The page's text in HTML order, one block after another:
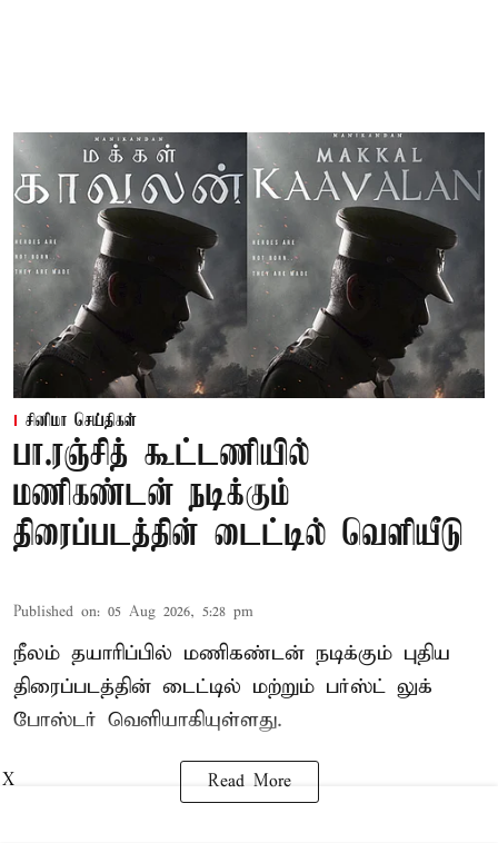
சினிமா செய்திகள்
பா.ரஞ்சித் கூட்டணியில்
மணிகண்டன் நடிக்கும்
திரைப்படத்தின் டைட்டில் வெளியீடு
Published on: 05 Aug 2026, 5:28 pm
நீலம் தயாரிப்பில் மணிகண்டன் நடிக்கும் புதிய
திரைப்படத்தின் டைட்டில் மற்றும் பர்ஸ்ட் லுக்
போஸ்டர் வெளியாகியுள்ளது.
Read More
X